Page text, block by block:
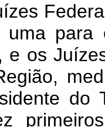
uma
e os
do